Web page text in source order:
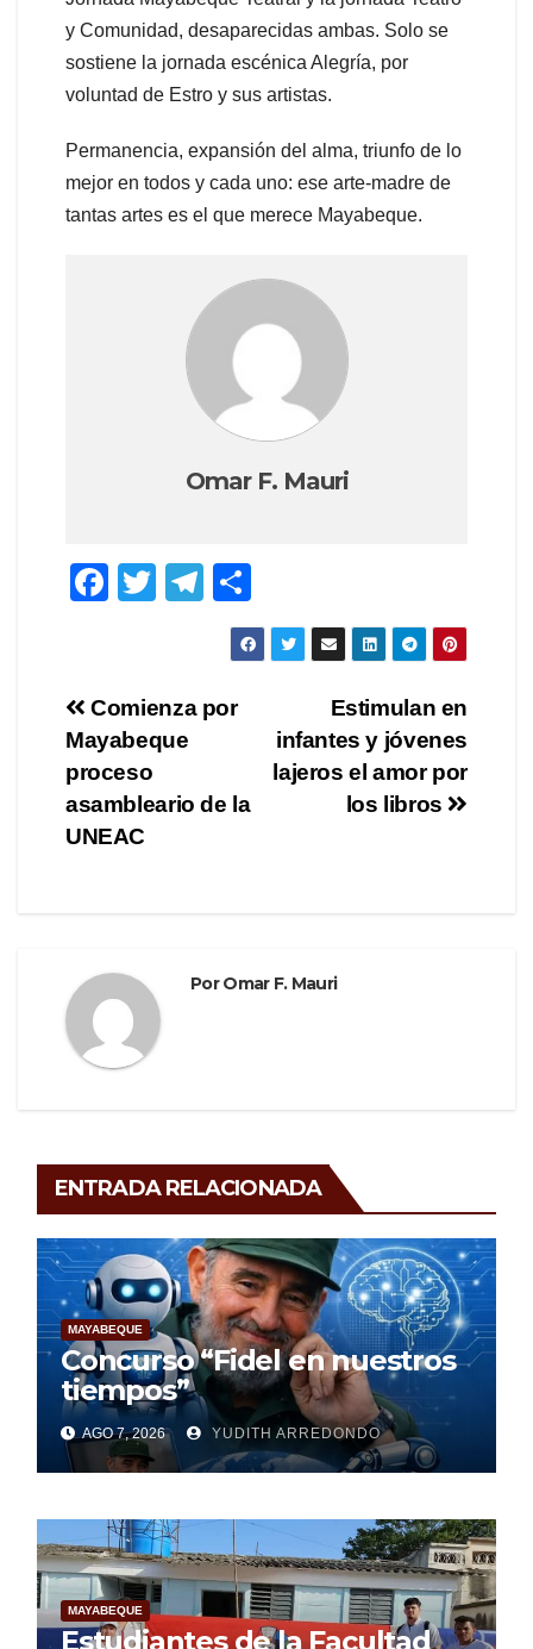
y Comunidad, desaparecidas ambas. Solo se
sostiene la jornada escénica Alegría, por
voluntad de Estro y sus artistas.
Permanencia, expansión del alma, triunfo de lo
mejor en todos y cada uno: ese arte-madre de
tantas artes es el que merece Mayabeque.
Omar F. Mauri
F
e
b
o
o
k
T
er
T
el
gr
a
o
m
ar
tir
Navegación
de
entradas
Estimulan en
infantes y jóvenes
lajeros el amor por
los libros
Comienza por
Mayabeque
proceso
asambleario de la
UNEAC
PorOmar F. Mauri
ENTRADA RELACIONADA
MAYABEQUE
Concurso “Fidel en nuestros
tiempos”
AGO 7, 2026 YUDITH ARREDONDO
MAYABEQUE
Estudiantes de la Facultad